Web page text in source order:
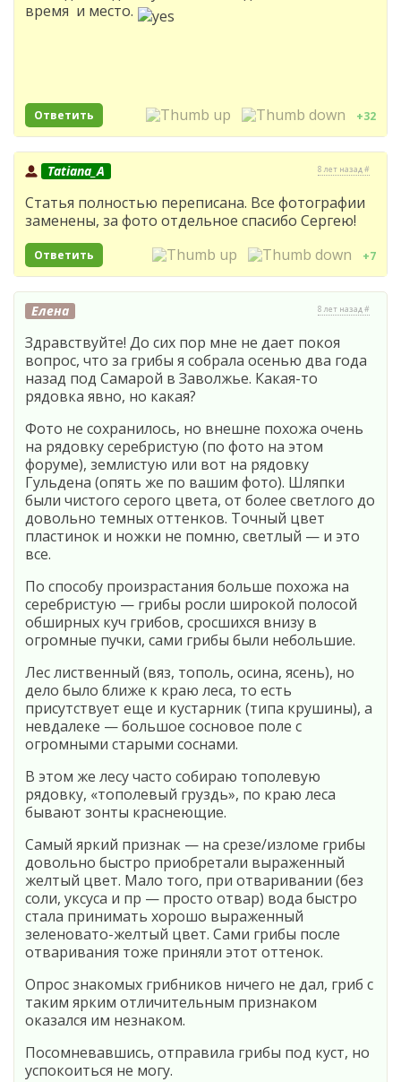
время и место.
Ответить +32
Tatiana_A 8 лет назад #
Статья полностью переписана. Все фотографии
заменены, за фото отдельное спасибо Сергею!
Ответить +7
Елена 8 лет назад #
Здравствуйте! До сих пор мне не дает покоя
вопрос, что за грибы я собрала осенью два года
назад под Самарой в Заволжье. Какая-то
рядовка явно, но какая?
Фото не сохранилось, но внешне похожа очень
на рядовку серебристую (по фото на этом
форуме), землистую или вот на рядовку
Гульдена (опять же по вашим фото). Шляпки
были чистого серого цвета, от более светлого до
довольно темных оттенков. Точный цвет
пластинок и ножки не помню, светлый — и это
все.
По способу произрастания больше похожа на
серебристую — грибы росли широкой полосой
обширных куч грибов, сросшихся внизу в
огромные пучки, сами грибы были небольшие.
Лес лиственный (вяз, тополь, осина, ясень), но
дело было ближе к краю леса, то есть
присутствует еще и кустарник (типа крушины), а
невдалеке — большое сосновое поле с
огромными старыми соснами.
В этом же лесу часто собираю тополевую
рядовку, «тополевый груздь», по краю леса
бывают зонты краснеющие.
Самый яркий признак — на срезе/изломе грибы
довольно быстро приобретали выраженный
желтый цвет. Мало того, при отваривании (без
соли, уксуса и пр — просто отвар) вода быстро
стала принимать хорошо выраженный
зеленовато-желтый цвет. Сами грибы после
отваривания тоже приняли этот оттенок.
Опрос знакомых грибников ничего не дал, гриб с
таким ярким отличительным признаком
оказался им незнаком.
Посомневавшись, отправила грибы под куст, но
успокоиться не могу.